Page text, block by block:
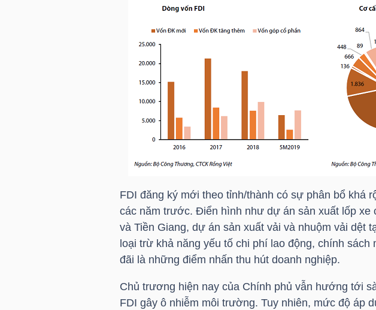
FDI đăng ký mới theo tỉnh/thành có sự phân bổ khá
các năm trước. Điển hình như dự án sản xuất lốp xe
và Tiền Giang, dự án sản xuất vải và nhuộm vải dệt
loại trừ khả năng yếu tố chi phí lao động, chính
đãi là những điểm nhấn thu hút doanh nghiệp.
Chủ trương hiện nay của Chính phủ vẫn hướng tới
FDI gây ô nhiễm môi trường. Tuy nhiên, mức độ áp